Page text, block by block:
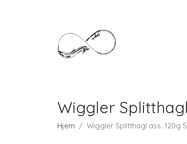
Wiggler
Hjem Wiggler Splitthagl ass. 120g